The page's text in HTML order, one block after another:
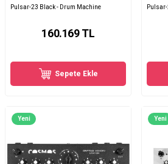
Pulsar-23 Black - Drum Machine
160.169TL
Sepete Ekle
Yeni Yeni